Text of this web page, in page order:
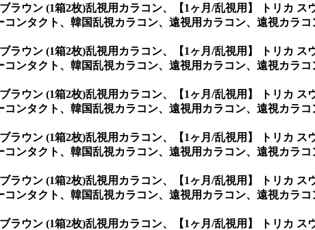
ラウン (1箱2枚)乱視用カラコン、
【1ヶ月/乱視用】 トリカ
ンタクト、韓国乱視カラコン、遠視用カラコン、遠視カラ
ラウン (1箱2枚)乱視用カラコン、
【1ヶ月/乱視用】 トリカ
ンタクト、韓国乱視カラコン、遠視用カラコン、遠視カラ
ラウン (1箱2枚)乱視用カラコン、
【1ヶ月/乱視用】 トリカ
ンタクト、韓国乱視カラコン、遠視用カラコン、遠視カラ
ラウン (1箱2枚)乱視用カラコン、
【1ヶ月/乱視用】 トリカ
ンタクト、韓国乱視カラコン、遠視用カラコン、遠視カラ
ラウン (1箱2枚)乱視用カラコン、
【1ヶ月/乱視用】 トリカ
ンタクト、韓国乱視カラコン、遠視用カラコン、遠視カラ
ラウン (1箱2枚)乱視用カラコン、
【1ヶ月/乱視用】 トリカ